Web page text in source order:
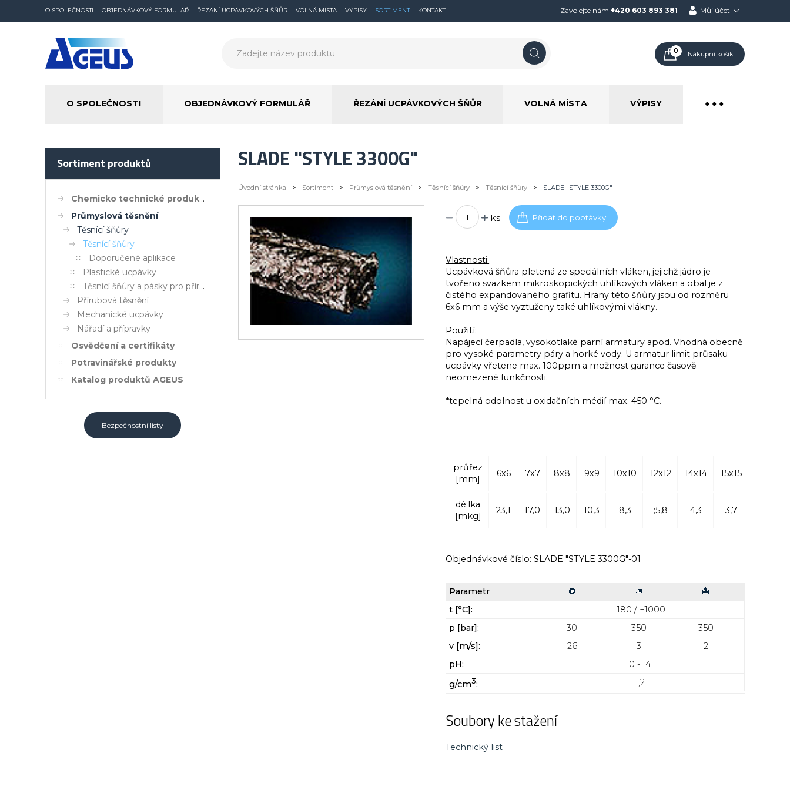
O SPOLEČNOSTI OBJEDNÁVKOVÝ FORMULÁŘ ŘEZÁNÍ UCPÁVKOVÝCH ŠŇŮR VOLNÁ MÍSTA VÝPISY SORTIMENT KONTAKT Zavolejte nám +420 603 893 381 Můj účet
0 Nákupní košík
O SPOLEČNOSTI OBJEDNÁVKOVÝ FORMULÁŘ ŘEZÁNÍ UCPÁVKOVÝCH ŠŇŮR VOLNÁ MÍSTA VÝPISY ● ● ●
Sortiment produktů
Chemicko technické produkty
Průmyslová těsnění
Těsnící šňůry
Těsnící šňůry
Doporučené aplikace
Plastické ucpávky
Těsnící šňůry a pásky pro přírubové spoje
Přírubová těsnění
Mechanické ucpávky
Nářadí a přípravky
Osvědčení a certifikáty
Potravinářské produkty
Katalog produktů AGEUS
Bezpečnostní listy
SLADE "STYLE 3300G"
Úvodní stránka > Sortiment > Průmyslová těsnění > Těsnící šňůry > Těsnící šňůry > SLADE "STYLE 3300G"
ks
Vlastnosti:
Ucpávková šňůra pletená ze speciálních vláken, jejichž jádro je
tvořeno svazkem mikroskopických uhlíkových vláken a obal je z
čistého expandovaného grafitu. Hrany této šňůry jsou od rozměru
6x6 mm a výše vyztuženy také uhlíkovými vlákny.
Použití:
Napájecí čerpadla, vysokotlaké parní armatury apod. Vhodná obecně
pro vysoké parametry páry a horké vody. U armatur limit průsaku
ucpávky vřetene max. 100ppm a možnost garance časově
neomezené funkčnosti.
*tepelná odolnost u oxidačních médií max. 450 °C.
průřez
[mm]
6x6 7x7 8x8 9x9 10x10 12x12 14x14 15x15
dé;lka
[mkg]
23,1 17,0 13,0 10,3 8,3 ;5,8 4,3 3,7
Objednávkové číslo:SLADE "STYLE 3300G"-01
Parametr
t [°C]:
-180 / +1000
p [bar]:
30 350
350
v [m/s]:
26 3
2
pH:
0 - 14
g/cm3: 1,2
Soubory ke stažení
Technický list